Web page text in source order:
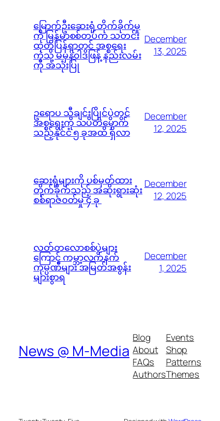
မြောက်ဦးဆေးရုံ တိုက်ခိုက်မှု
ကို မြန်မာစစ်တပ်က သတင်း
ထုတ်ပြန်ရာတွင် အစ္စရေး
ကဲ့သို့ မမှန်၀ါဒဖြန့် နည်းလမ်း
ကို အသုံးပြု
December
13, 2025
ဥရောပ သီချင်းပြိုင်ပွဲတွင်
အစ္စရေးကို သပိတ်မှောက်
သည့်နိုင်ငံ ၅ ခုအထိ ရှိလာ
December
12, 2025
ဆေးရုံများကို ပစ်မှတ်ထား
တိုက်ခိုက်သည့် အဆိုးရွားဆုံး
စစ်ရာဇ၀တ်မှု ၄ ခု
December
12, 2025
လတ်တလောစစ်ပွဲများ
ကြောင့် ကမ္ဘာ့လက်နက်
ကုမ္ပဏီများ အမြတ်အစွန်း
များစွာရ
December
1, 2025
News @ M-Media
Blog
About
FAQs
Authors
Events
Shop
Patterns
Themes